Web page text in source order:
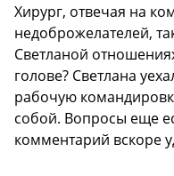
Хирург, отвечая на
недоброжелателей,
Светланой
голове? Светлана
рабочую
собой. Вопросы еще
комментарий вскоре